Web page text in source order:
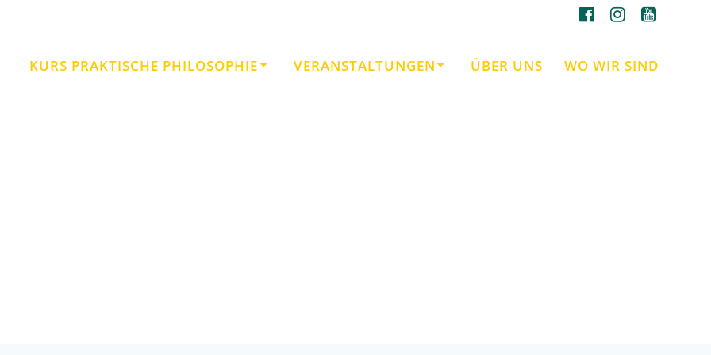
KURS PRAKTISCHE PHILOSOPHIE VERANSTALTUNGEN ÜBER UNS WO WIR SIND